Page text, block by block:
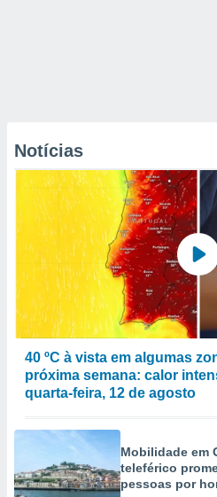
Notícias
40 ºC à vista em algumas
próxima semana: calor
quarta-feira, 12 de agosto
Mobilidade em
teleférico
pessoas por